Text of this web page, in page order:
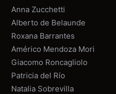
Anna Zucchetti
Alberto de Belaunde
Roxana Barrantes
Américo Mendoza Mori
Giacomo Roncagliolo
Patricia del Río
Natalia Sobrevilla